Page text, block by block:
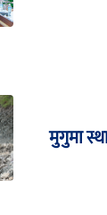
मुगुमा